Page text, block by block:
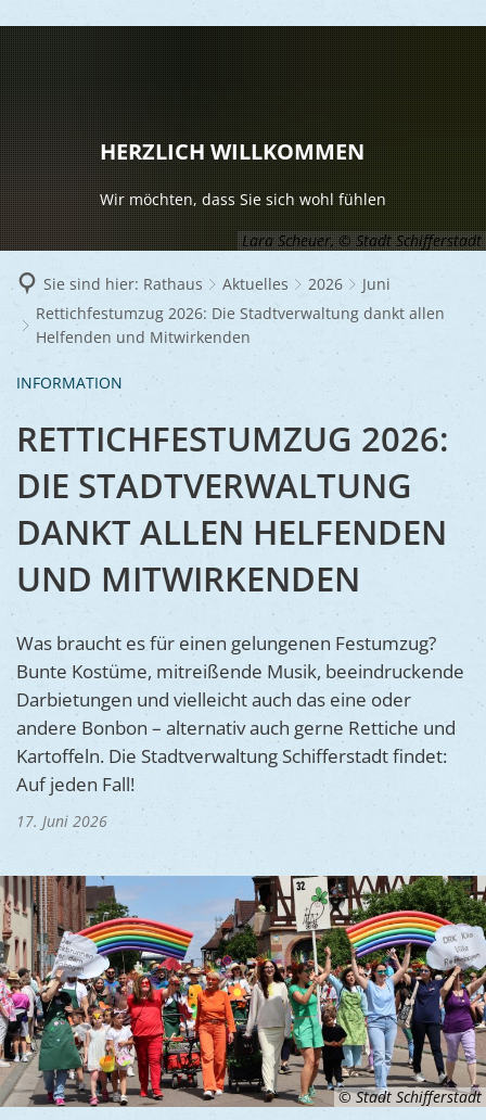
LEBEN
Vereine
Kinder
Senioren
Mobilität
Friedhöfe
Ukraine
RATHAUS
Aktuelles
Bürger-
Wahlen
Kultur
Schulen
Lara Scheuer, © Stadt Schifferstadt
HERZLICH WILLKOMMEN
Wir möchten, dass Sie sich wohl fühlen
Sie sind hier: Rathaus Aktuelles 2026
Juni
Rettichfestumzug 2026: Die Stadtverwaltung dankt allen
Helfenden und Mitwirkenden
INFORMATION
RETTICHFESTUMZUG 2026:
DIE STADTVERWALTUNG
DANKT ALLEN HELFENDEN
UND MITWIRKENDEN
Was braucht es für einen gelungenen Festumzug?
Bunte Kostüme, mitreißende Musik, beeindruckende
Darbietungen und vielleicht auch das eine oder
andere Bonbon – alternativ auch gerne Rettiche und
Kartoffeln. Die Stadtverwaltung Schifferstadt findet:
Auf jeden Fall!
17. Juni 2026
© Stadt Schifferstadt